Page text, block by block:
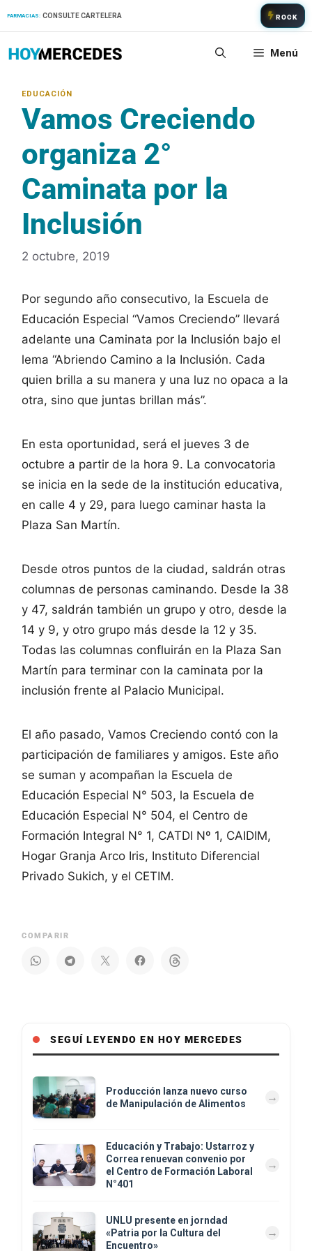
FARMACIAS: CONSULTE CARTELERA ROCK
Menú
Vamos Creciendo
organiza 2°
Caminata por la
Inclusión
2 octubre, 2019
Por segundo año consecutivo, la Escuela de
Educación Especial “Vamos Creciendo” llevará
adelante una Caminata por la Inclusión bajo el
lema “Abriendo Camino a la Inclusión. Cada
quien brilla a su manera y una luz no opaca a la
otra, sino que juntas brillan más”.
En esta oportunidad, será el jueves 3 de
octubre a partir de la hora 9. La convocatoria
se inicia en la sede de la institución educativa,
en calle 4 y 29, para luego caminar hasta la
Plaza San Martín.
Desde otros puntos de la ciudad, saldrán otras
columnas de personas caminando. Desde la 38
y 47, saldrán también un grupo y otro, desde la
14 y 9, y otro grupo más desde la 12 y 35.
Todas las columnas confluirán en la Plaza San
Martín para terminar con la caminata por la
inclusión frente al Palacio Municipal.
El año pasado, Vamos Creciendo contó con la
participación de familiares y amigos. Este año
se suman y acompañan la Escuela de
Educación Especial N° 503, la Escuela de
Educación Especial N° 504, el Centro de
Formación Integral N° 1, CATDI Nº 1, CAIDIM,
Hogar Granja Arco Iris, Instituto Diferencial
Privado Sukich, y el CETIM.
COMPARIR
SEGUÍ LEYENDO EN HOY MERCEDES
Producción lanza nuevo curso
de Manipulación de Alimentos
Educación y Trabajo: Ustarroz y
Correa renuevan convenio por
el Centro de Formación Laboral
N°401
UNLU presente en jorndad
«Patria por la Cultura del
Encuentro»